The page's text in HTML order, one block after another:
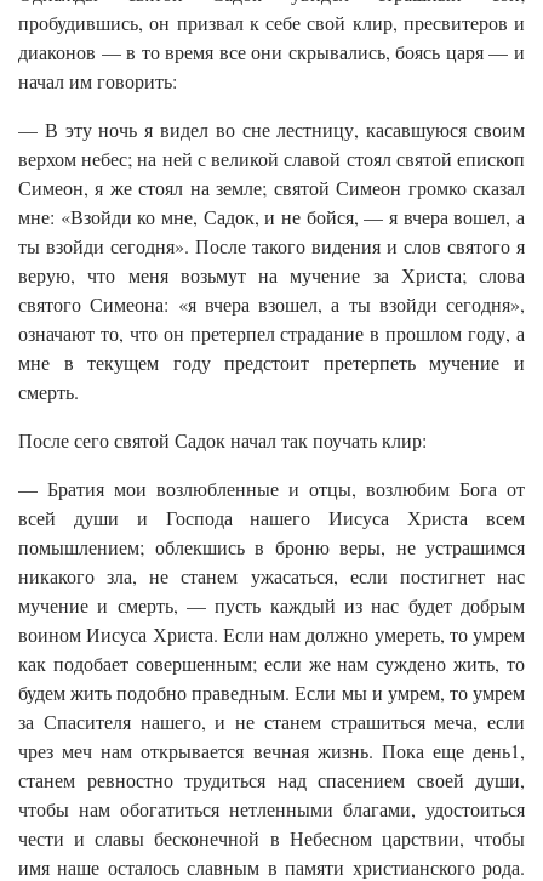
пробудившись, он призвал к себе свой клир, пресвитеров и
диаконов — в то время все они скрывались, боясь царя — и
начал им говорить:
— В эту ночь я видел во сне лестницу, касавшуюся своим
верхом небес; на ней с великой славой стоял святой епископ
Симеон, я же стоял на земле; святой Симеон громко сказал
мне: «Взойди ко мне, Садок, и не бойся, — я вчера вошел, а
ты взойди сегодня». После такого видения и слов святого я
верую, что меня возьмут на мучение за Христа; слова
святого Симеона: «я вчера взошел, а ты взойди сегодня»,
означают то, что он претерпел страдание в прошлом году, а
мне в текущем году предстоит претерпеть мучение и
смерть.
После сего святой Садок начал так поучать клир:
— Братия мои возлюбленные и отцы, возлюбим Бога от
всей души и Господа нашего Иисуса Христа всем
помышлением; облекшись в броню веры, не устрашимся
никакого зла, не станем ужасаться, если постигнет нас
мучение и смерть, — пусть каждый из нас будет добрым
воином Иисуса Христа. Если нам должно умереть, то умрем
как подобает совершенным; если же нам суждено жить, то
будем жить подобно праведным. Если мы и умрем, то умрем
за Спасителя нашего, и не станем страшиться меча, если
чрез меч нам открывается вечная жизнь. Пока еще день1,
станем ревностно трудиться над спасением своей души,
чтобы нам обогатиться нетленными благами, удостоиться
чести и славы бесконечной в Небесном царствии, чтобы
имя наше осталось славным в памяти христианского рода.